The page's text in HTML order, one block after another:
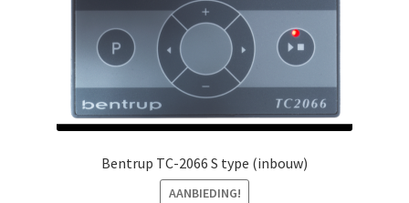
Bentrup TC-2066 S type (inbouw)
AANBIEDING!